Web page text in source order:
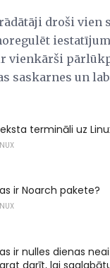
droši vien
vienkārši
saskarnes un
termināli uz
ir Noarch pakete?
ir nulles dienas
darīt, lai